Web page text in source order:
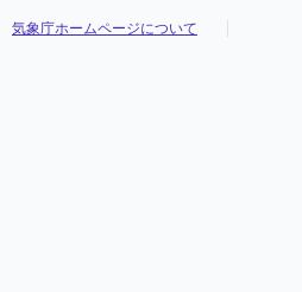
気象庁ホームページについて